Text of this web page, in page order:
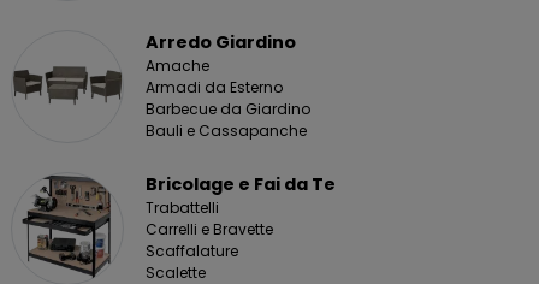
Arredo Giardino
Amache
Armadi da Esterno
Barbecue da Giardino
Bauli e Cassapanche
Bricolage e Fai da Te
Trabattelli
Carrelli e Bravette
Scaffalature
Scalette